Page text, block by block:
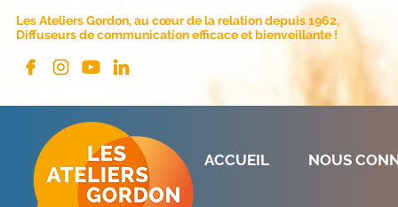
Les Ateliers Gordon, au cœur de la relation depuis 1962,
Diffuseurs de communication efficace et bienveillante !
ACCUEIL NOUS